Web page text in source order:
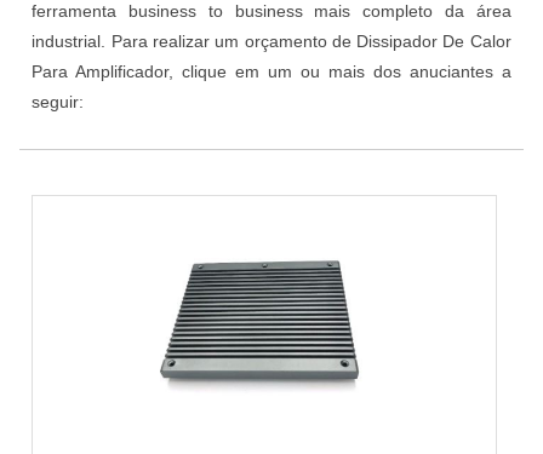
ferramenta business to business mais completo da área
industrial. Para realizar um orçamento de Dissipador De Calor
Para Amplificador, clique em um ou mais dos anuciantes a
seguir: